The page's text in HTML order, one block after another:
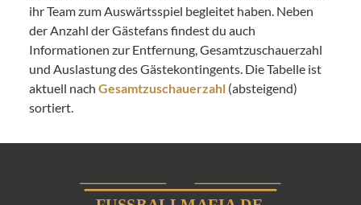
ihr Team zum Auswärtsspiel begleitet haben. Neben
der Anzahl der Gästefans findest du auch
Informationen zur Entfernung, Gesamtzuschauerzahl
und Auslastung des Gästekontingents. Die Tabelle ist
aktuell nach Gesamtzuschauerzahl (absteigend)
sortiert.